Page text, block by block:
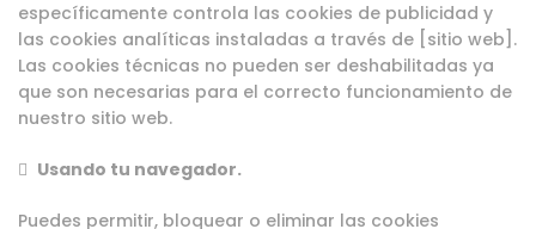
específicamente controla las cookies de publicidad y
las cookies analíticas instaladas a través de [sitio web].
Las cookies técnicas no pueden ser deshabilitadas ya
que son necesarias para el correcto funcionamiento de
nuestro sitio web.
 Usando tu navegador.
Puedes permitir, bloquear o eliminar las cookies